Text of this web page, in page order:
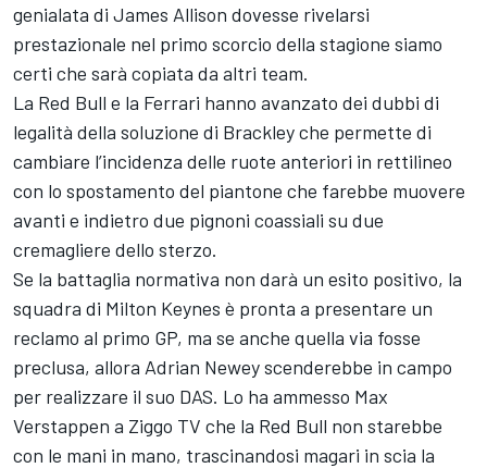
genialata di James Allison dovesse rivelarsi
prestazionale nel primo scorcio della stagione siamo
certi che sarà copiata da altri team.
La Red Bull e la Ferrari hanno avanzato dei dubbi di
legalità della soluzione di Brackley che permette di
cambiare l’incidenza delle ruote anteriori in rettilineo
con lo spostamento del piantone che farebbe muovere
avanti e indietro due pignoni coassiali su due
cremagliere dello sterzo.
Se la battaglia normativa non darà un esito positivo, la
squadra di Milton Keynes è pronta a presentare un
reclamo al primo GP, ma se anche quella via fosse
preclusa, allora Adrian Newey scenderebbe in campo
per realizzare il suo DAS. Lo ha ammesso Max
Verstappen a Ziggo TV che la Red Bull non starebbe
con le mani in mano, trascinandosi magari in scia la